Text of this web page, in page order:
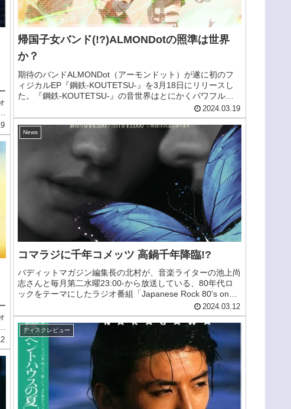
帰国子女バンド(!?)ALMONDotの照準は世界
か？
期待のバンドALMONDot（アーモンドット）が遂に初のフ
ィジカルEP『鋼鉄-KOUTETSU-』を3月18日にリリースし
た。『鋼鉄-KOUTETSU-』の音世界はとにかくパワフルで
インダストリアル。ヒップホップ経由のミクスチャーサウン
ドの色合いも濃く、それでいてキャッチーな歌メロも盛り込
まれたものだ。
2024.03.19
News
コマラジに千年コメッツ 高鍋千年降臨!?
バディットマガジン編集長の北村が、音楽ライターの池上尚
志さんと毎月第二水曜23:00-から放送している、80年代ロ
ックをテーマにしたラジオ番組「Japanese Rock 80's on
Radio」に、千年コメッツの高鍋千年さんのゲスト出演が決
定！！
2024.03.12
ディスクレビュー